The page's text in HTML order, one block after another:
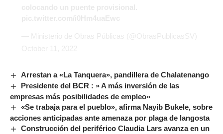
Arrestan a «La Tanquera», pandillera de Chalatenango
Presidente del BCR : » A más inversión de las
empresas más posibilidades de empleo»
«Se trabaja para el pueblo», afirma Nayib Bukele, sobre
acciones anticipadas ante amenaza por plaga de langosta
Construcción del periférico Claudia Lars avanza en un